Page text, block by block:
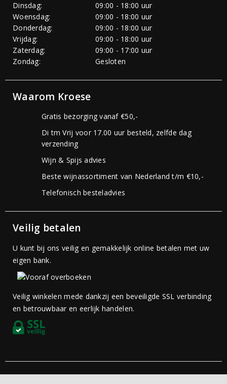
Dinsdag:
09:00 - 18:00 uur
Woensdag:
09:00 - 18:00 uur
Donderdag:
09:00 - 18:00 uur
Vrijdag:
09:00 - 18:00 uur
Zaterdag:
09:00 - 17:00 uur
Zondag:
Gesloten
Waarom Kroese
Gratis bezorging vanaf €50,-
Di tm Vrij voor 17.00 uur besteld, zelfde dag
verzending
Wijn & Spijs advies
Beste wijnassortiment van Nederland t/m €10,-
Telefonisch besteladvies
Veilig betalen
U kunt bij ons veilig en gemakkelijk online betalen met uw
eigen bank.
Veilig winkelen mede dankzij een beveiligde SSL verbinding
en betrouwbaar en eerlijk handelen.